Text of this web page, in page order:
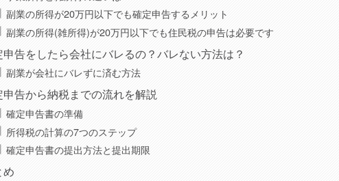
副業の所得が20万円以下でも確定申告するメリット
副業の所得(雑所得)が20万円以下でも住民税の申告は必要です
申告をしたら会社にバレるの？バレない方法は？
副業が会社にバレずに済む方法
申告から納税までの流れを解説
確定申告書の準備
所得税の計算の7つのステップ
確定申告書の提出方法と提出期限
め